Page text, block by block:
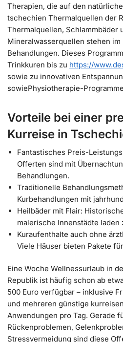
Therapien, die auf den
tschechien Thermalquellen der
Thermalquellen, Schlammbäder
Mineralwasserquellen stehen
Behandlungen. Dieses
Trinkkuren bis zu https://
sowie zu innovativen
sowiePhysiotherapie-
Vorteile bei einer
Kurreise in
Fantastisches Preis-
Offerten sind mit
Behandlungen.
Traditionelle
Kurbehandlungen mit
Heilbäder mit Flair:
malerische Innenstädte laden
Kuraufenthalte auch ohne
Viele Häuser bieten Pakete
Eine Woche Wellnessurlaub in
Republik ist häufig schon ab
500 Euro verfügbar – inklusive
und mehreren günstige
Anwendungen pro Tag. Gerade
Rückenproblemen,
Stressvermeidung sind diese